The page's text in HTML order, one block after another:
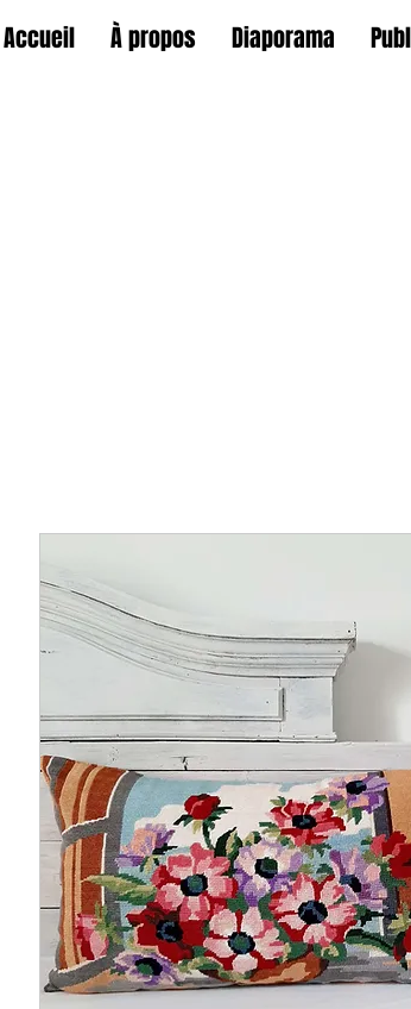
Accueil À propos Diaporama